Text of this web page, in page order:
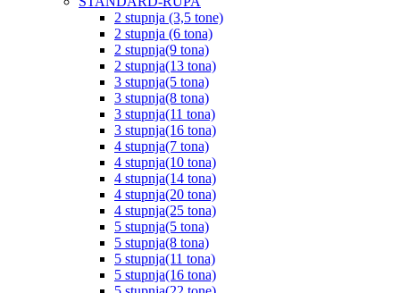
2 stupnja (3,5 tone)
2 stupnja (6 tona)
2 stupnja(9 tona)
2 stupnja(13 tona)
3 stupnja(5 tona)
3 stupnja(8 tona)
3 stupnja(11 tona)
3 stupnja(16 tona)
4 stupnja(7 tona)
4 stupnja(10 tona)
4 stupnja(14 tona)
4 stupnja(20 tona)
4 stupnja(25 tona)
5 stupnja(5 tona)
5 stupnja(8 tona)
5 stupnja(11 tona)
5 stupnja(16 tona)